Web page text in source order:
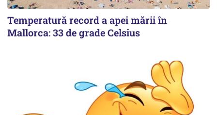
Temperatură record a apei mării în
Mallorca: 33 de grade Celsius